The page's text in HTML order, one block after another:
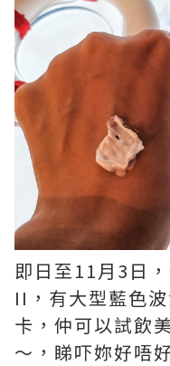
即日至11月3日
II，有大型藍色
卡，仲可以試飲
～，睇吓妳好唔